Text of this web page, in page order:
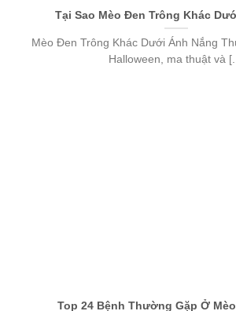
Tại Sao Mèo Đen Trông Khác
Mèo Đen Trông Khác Dưới Ánh Nắng
Halloween, ma thuật và
Top 24 Bệnh Thường Gặp Ở